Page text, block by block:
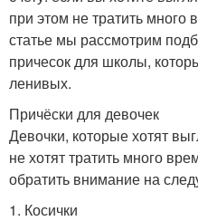
при этом не тратить много
статье мы рассмотрим
причесок для школы,
ленивых.
Причёски для девочек
Девочки, которые хотят
не хотят тратить много
обратить внимание на
1. Косички